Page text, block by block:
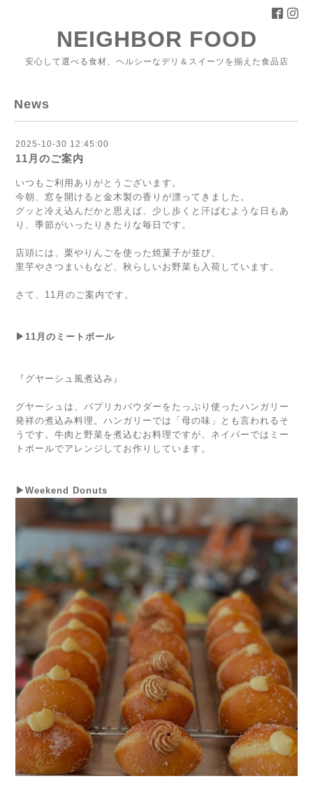
NEIGHBOR FOOD
安心して選べる食材、ヘルシーなデリ＆スイーツを揃えた食品店
News
2025-10-30 12:45:00
11月のご案内
いつもご利用ありがとうございます。
今朝、窓を開けると金木製の香りが漂ってきました。
グッと冷え込んだかと思えば、少し歩くと汗ばむような日もあ
り、季節がいったりきたりな毎日です。
店頭には、栗やりんごを使った焼菓子が並び、
里芋やさつまいもなど、秋らしいお野菜も入荷しています。
さて、11月のご案内です。
▶11月のミートボール
『グヤーシュ風煮込み』
グヤーシュは、パプリカパウダーをたっぷり使ったハンガリー
発祥の煮込み料理。ハンガリーでは「母の味」とも言われるそ
うです。牛肉と野菜を煮込むお料理ですが、ネイバーではミー
トボールでアレンジしてお作りしています。
▶Weekend Donuts